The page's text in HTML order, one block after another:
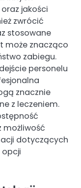
jakości
zwrócić
stosowane
może znacząco
zabiegu.
personelu
znacznie
z leczeniem.
możliwość
dotyczących
opcji